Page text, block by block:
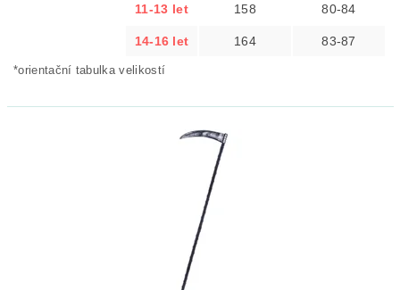
11-13 let 158 80-84
14-16 let 164 83-87
*orientační tabulka velikostí